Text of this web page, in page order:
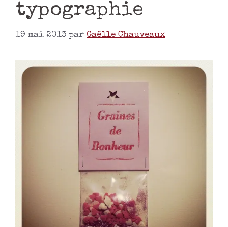
typographie
19 mai 2013 par Gaëlle Chauveaux